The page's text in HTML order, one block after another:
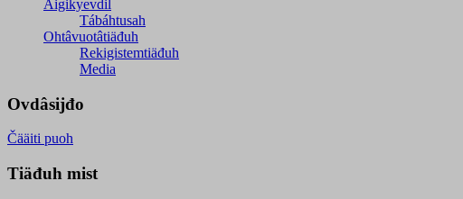
Äigikyevdil
Tábáhtusah
Ohtâvuotâtiäđuh
Rekigistemtiäđuh
Media
Ovdâsijđo
Čääiti puoh
Tiäđuh mist